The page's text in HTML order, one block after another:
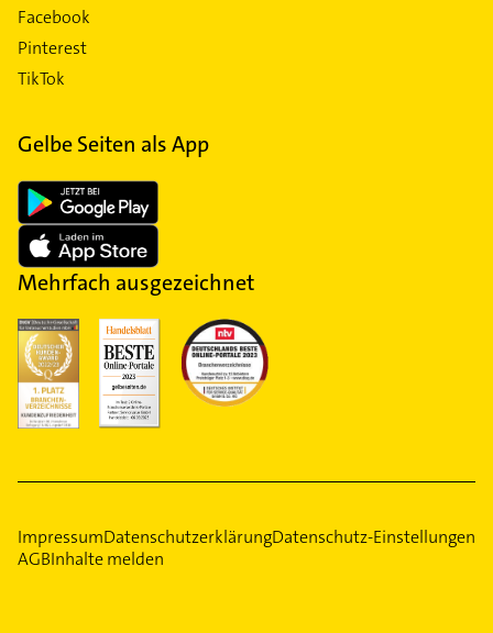
Facebook
Pinterest
TikTok
Gelbe Seiten als App
Mehrfach ausgezeichnet
ImpressumDatenschutzerklärungDatenschutz-Einstellungen
AGBInhalte melden